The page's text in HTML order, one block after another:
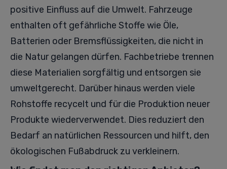
positive Einfluss auf die Umwelt. Fahrzeuge
enthalten oft gefährliche Stoffe wie Öle,
Batterien oder Bremsflüssigkeiten, die nicht in
die Natur gelangen dürfen. Fachbetriebe trennen
diese Materialien sorgfältig und entsorgen sie
umweltgerecht. Darüber hinaus werden viele
Rohstoffe recycelt und für die Produktion neuer
Produkte wiederverwendet. Dies reduziert den
Bedarf an natürlichen Ressourcen und hilft, den
ökologischen Fußabdruck zu verkleinern.